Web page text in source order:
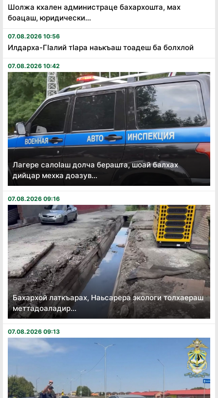
Шолжа кхален администраце бахархошта, мах
боацаш, юридически...
07.08.2026 10:56
Илдарха-Гӏалий тӏара наькъаш тоадеш ба болхлой
07.08.2026 10:42
Лагере салоӏаш долча берашта, шоай балхах
дийцар мехка доазув...
07.08.2026 09:16
Бахархой латкъарах, Наьсарера экологи толхаераш
меттадоаладир...
07.08.2026 09:13